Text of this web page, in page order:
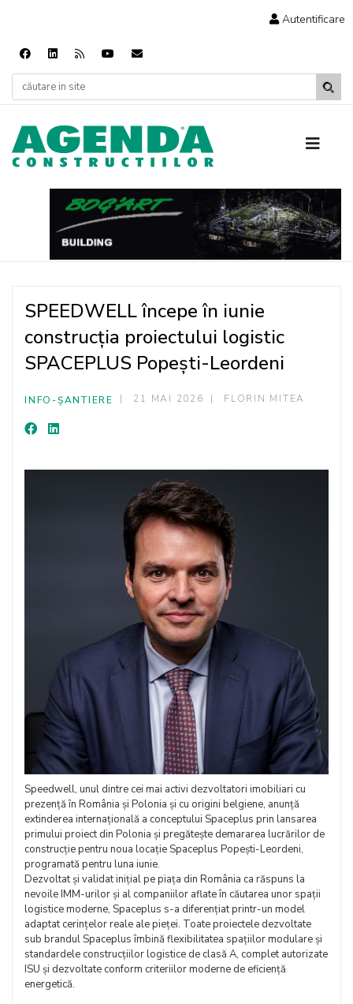
Autentificare
SPEEDWELL începe în iunie
construcția proiectului logistic
SPACEPLUS Popești-Leordeni
INFO-ȘANTIERE 21 MAI 2026 FLORIN MITEA
Speedwell, unul dintre cei mai activi dezvoltatori imobiliari cu
prezență în România și Polonia și cu origini belgiene, anunță
extinderea internațională a conceptului Spaceplus prin lansarea
primului proiect din Polonia și pregătește demararea lucrărilor de
construcție pentru noua locație Spaceplus Popești-Leordeni,
programată pentru luna iunie.
Dezvoltat și validat inițial pe piața din România ca răspuns la
nevoile IMM-urilor și al companiilor aflate în căutarea unor spații
logistice moderne, Spaceplus s-a diferențiat printr-un model
adaptat cerințelor reale ale pieței. Toate proiectele dezvoltate
sub brandul Spaceplus îmbină flexibilitatea spațiilor modulare și
standardele construcțiilor logistice de clasă A, complet autorizate
ISU și dezvoltate conform criteriilor moderne de eficiență
energetică.